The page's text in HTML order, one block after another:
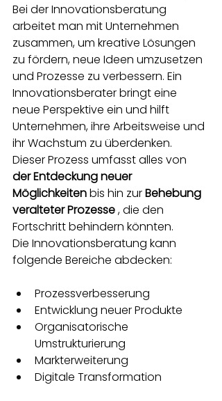
Bei der Innovationsberatung
arbeitet man mit Unternehmen
zusammen, um kreative Lösungen
zu fördern, neue Ideen umzusetzen
und Prozesse zu verbessern. Ein
Innovationsberater bringt eine
neue Perspektive ein und hilft
Unternehmen, ihre Arbeitsweise und
ihr Wachstum zu überdenken.
Dieser Prozess umfasst alles von
der Entdeckung neuer
Möglichkeitenbis hin zurBehebung
veralteter Prozesse, die den
Fortschritt behindern könnten.
Die Innovationsberatung kann
folgende Bereiche abdecken:
Prozessverbesserung
Entwicklung neuer Produkte
Organisatorische
Umstrukturierung
Markterweiterung
Digitale Transformation